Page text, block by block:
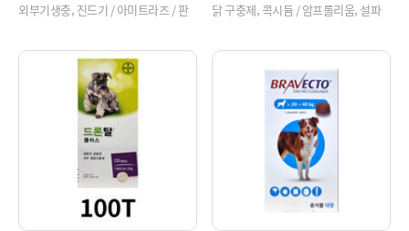
외부기생충, 진드기 / 아미트라즈 / 판
매기록부 작성 / 소, 돼지, 양
닭 구충제, 콕시듐 / 암프롤리움, 설파
퀴녹살린 / 닭